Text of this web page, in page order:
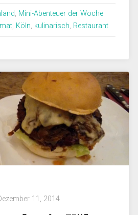
, Mini-Abenteuer der Woche
, Köln, kulinarisch, Restaurant
11, 2014